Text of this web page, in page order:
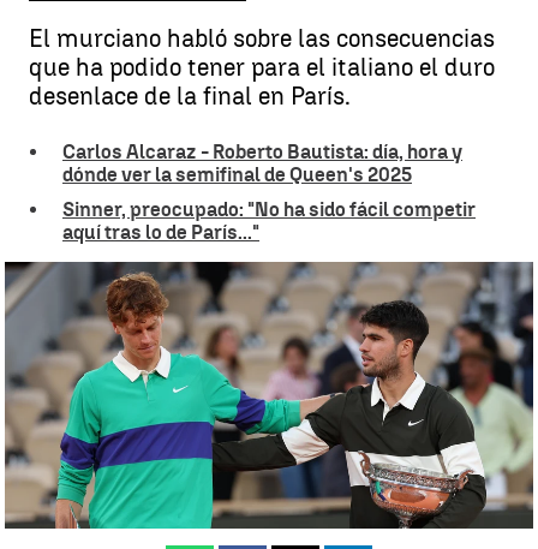
El murciano habló sobre las consecuencias
que ha podido tener para el italiano el duro
desenlace de la final en París.
Carlos Alcaraz - Roberto Bautista: día, hora y
dónde ver la semifinal de Queen's 2025
Sinner, preocupado: "No ha sido fácil competir
aquí tras lo de París..."
Carlos Alcaraz y- Roberto Bautista, semifinalistas de Queen's 2025
|Getty
Juan Manuel M. Lardón
Publicado: 21 de junio de 2025, 12:43